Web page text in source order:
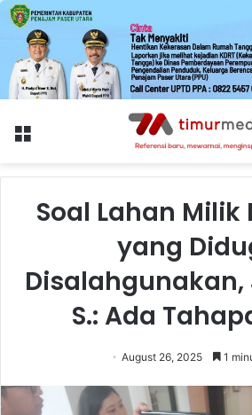
Menu
Soal Lahan Milik
yang
Disalahgunakan,
S.: Ada
August 26, 2025 1